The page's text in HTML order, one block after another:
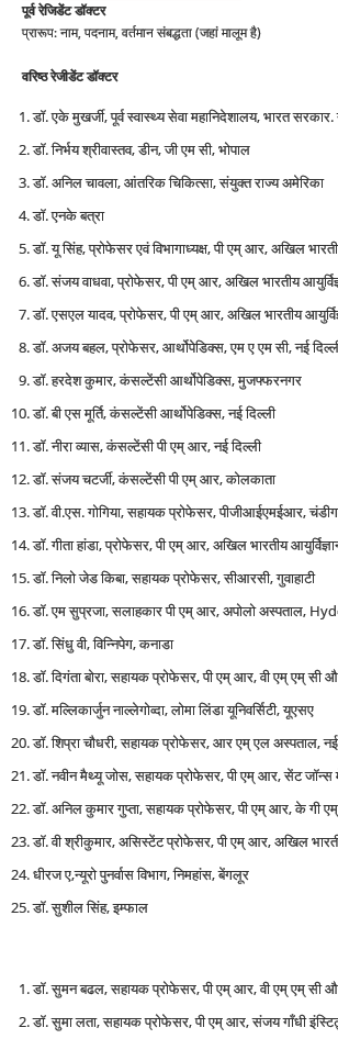
पूर्व रेजिडेंट डॉक्टर
प्रारूप: नाम, पदनाम, वर्तमान संबद्धता (जहां मालूम है)
वरिष्ठ रेजीडेंट डॉक्टर
डॉ. एके मुखर्जी, पूर्व स्वास्थ्य सेवा महानिदेशालय, भारत सरकार.
डॉ. निर्भय श्रीवास्तव, डीन, जी एम सी, भोपाल
डॉ. अनिल चावला, आंतरिक चिकित्सा, संयुक्त राज्य अमेरिका
डॉ. एनके बत्रा
डॉ. यू सिंह, प्रोफेसर एवं विभागाध्यक्ष, पी एम् आर, अखिल
डॉ. संजय वाधवा, प्रोफेसर, पी एम् आर, अखिल भारतीय
डॉ. एसएल यादव, प्रोफेसर, पी एम् आर, अखिल भारतीय
डॉ. अजय बहल, प्रोफेसर, आर्थोपेडिक्स, एम ए एम सी, नई
डॉ. हरदेश कुमार, कंसल्टेंसी आर्थोपेडिक्स, मुजफ्फरनगर
डॉ. बी एस मूर्ति, कंसल्टेंसी आर्थोपेडिक्स, नई दिल्ली
डॉ. नीरा व्यास, कंसल्टेंसी पी एम् आर, नई दिल्ली
डॉ. संजय चटर्जी, कंसल्टेंसी पी एम् आर, कोलकाता
डॉ. वी.एस. गोगिया, सहायक प्रोफेसर, पीजीआईएमईआर,
डॉ. गीता हांडा, प्रोफेसर, पी एम् आर, अखिल भारतीय
डॉ. निलो जेड किबा, सहायक प्रोफेसर, सीआरसी, गुवाहाटी
डॉ. एम सुप्रजा, सलाहकार पी एम् आर, अपोलो अस्पताल,
डॉ. सिंधु वी, विन्निपेग, कनाडा
डॉ. दिगंता बोरा, सहायक प्रोफेसर, पी एम् आर, वी एम् एम्
डॉ. मल्लिकार्जुन नाल्लेगोव्दा, लोमा लिंडा यूनिवर्सिटी, यूएसए
डॉ. शिप्रा चौधरी, सहायक प्रोफेसर, आर एम् एल अस्पताल, नई
डॉ. नवीन मैथ्यू जोस, सहायक प्रोफेसर, पी एम् आर, सेंट
डॉ. अनिल कुमार गुप्ता, सहायक प्रोफेसर, पी एम् आर, के गी
डॉ. वी श्रीकुमार, असिस्टेंट प्रोफेसर, पी एम् आर, अखिल
धीरज ए,न्यूरो पुनर्वास विभाग, निमहांस, बेंगलूर
डॉ. सुशील सिंह, इम्फाल
डॉ. सुमन बढल, सहायक प्रोफेसर, पी एम् आर, वी एम् एम् सी
डॉ. सुमा लता, सहायक प्रोफेसर, पी एम् आर, संजय गाँधी